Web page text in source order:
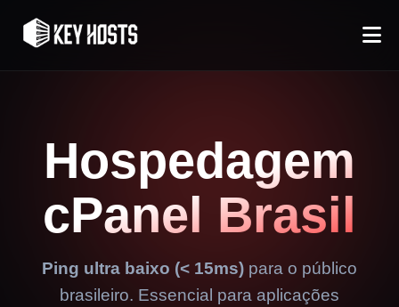
Hospedagem
cPanel Brasil
Ping ultra baixo (< 15ms) para o público
brasileiro. Essencial para aplicações